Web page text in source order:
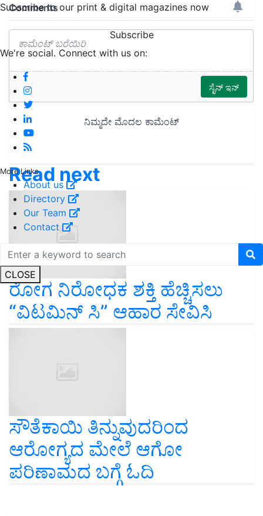
Subscribe to our print & digital magazines now
Subscribe
We're social. Connect with us on:
More Links
About us
Directory
Our Team
Contact
CLOSE
Read next
ರೋಗ ನಿರೋಧಕ ಶಕ್ತಿ ಹೆಚ್ಚಿಸಲು
“ವಿಟಮಿನ್ ಸಿ” ಆಹಾರ ಸೇವಿಸಿ
ಸೌತೆಕಾಯಿ ತಿನ್ನುವುದರಿಂದ
ಆರೋಗ್ಯದ ಮೇಲೆ ಆಗೋ
ಪರಿಣಾಮದ ಬಗ್ಗೆ ಓದಿ